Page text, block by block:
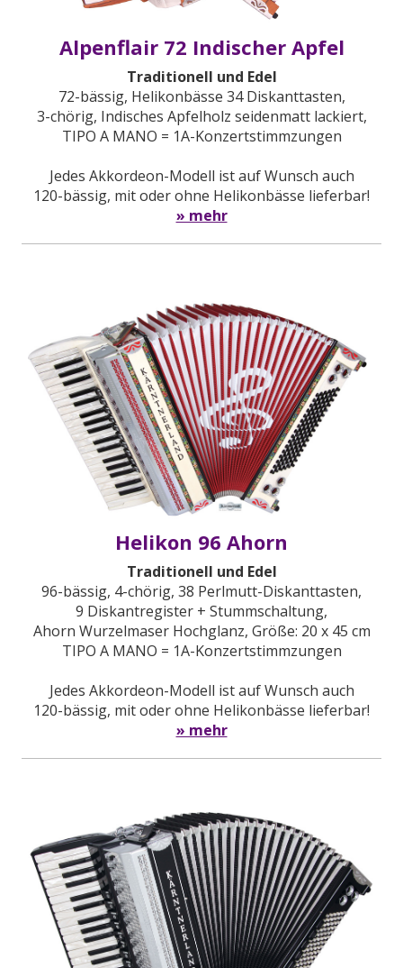
Alpenflair 72 Indischer Apfel
Traditionell und Edel
72-bässig, Helikonbässe 34 Diskanttasten,
3-chörig, Indisches Apfelholz seidenmatt lackiert,
TIPO A MANO = 1A-Konzertstimmzungen
Jedes Akkordeon-Modell ist auf Wunsch auch
120-bässig, mit oder ohne Helikonbässe lieferbar!
» mehr
Helikon 96 Ahorn
Traditionell und Edel
96-bässig, 4-chörig, 38 Perlmutt-Diskanttasten,
9 Diskantregister + Stummschaltung,
Ahorn Wurzelmaser Hochglanz, Größe: 20 x 45 cm
TIPO A MANO = 1A-Konzertstimmzungen
Jedes Akkordeon-Modell ist auf Wunsch auch
120-bässig, mit oder ohne Helikonbässe lieferbar!
» mehr